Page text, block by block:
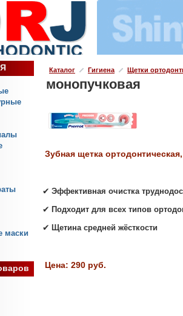
маски
Каталог Гигиена Щетки
монопучковая
Зубная щетка
✔ Эффективная очистка
✔ Подходит для всех типов
✔ Щетина средней жёсткости
Цена: 290 руб.